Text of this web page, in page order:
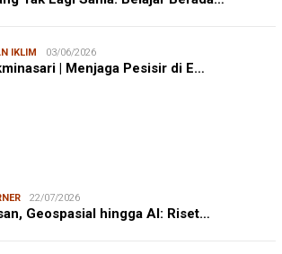
IKLIM 03/06/2026
| Menjaga Pesisir di E…
22/07/2026
Geospasial hingga AI: Riset…